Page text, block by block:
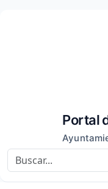
Portal